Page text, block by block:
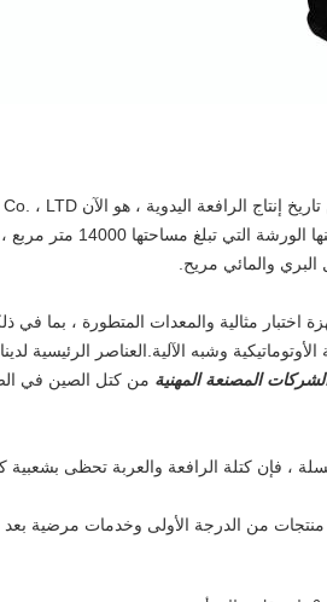
اختبار مثالية والمعدات المتطورة ، بما في
وشبه الآلية.العناصر الرئيسية
المصنعة المهنية من كتل الصين في
، فإن كتلة الرافعة والعربة تحظى بشعبية